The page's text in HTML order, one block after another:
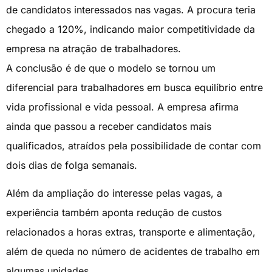
de candidatos interessados nas vagas. A procura teria
chegado a 120%, indicando maior competitividade da
empresa na atração de trabalhadores.
A conclusão é de que o modelo se tornou um
diferencial para trabalhadores em busca equilíbrio entre
vida profissional e vida pessoal. A empresa afirma
ainda que passou a receber candidatos mais
qualificados, atraídos pela possibilidade de contar com
dois dias de folga semanais.
Além da ampliação do interesse pelas vagas, a
experiência também aponta redução de custos
relacionados a horas extras, transporte e alimentação,
além de queda no número de acidentes de trabalho em